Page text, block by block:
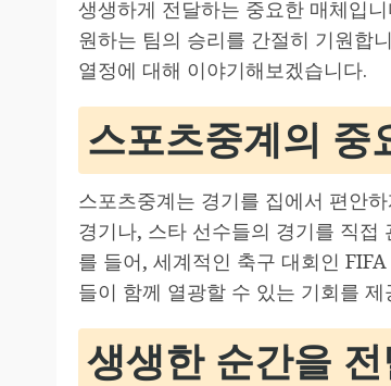
생생하게 전달하는 중요한 매체입
원하는 팀의 승리를 간절히 기원합
열정에 대해 이야기해보겠습니다.
스포츠중계의 중
스포츠중계는 경기를 집에서 편안
경기나, 스타 선수들의 경기를 직접
를 들어, 세계적인 축구 대회인
들이 함께 열광할 수 있는 기회를 제
생생한 순간을